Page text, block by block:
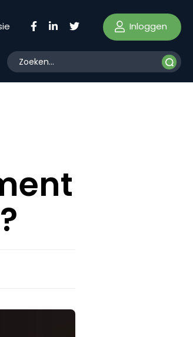
Inloggen